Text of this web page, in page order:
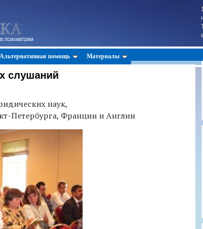
Альтернативная помощь Материалы
слушаний
наук,
Петербурга, Франции и Англии